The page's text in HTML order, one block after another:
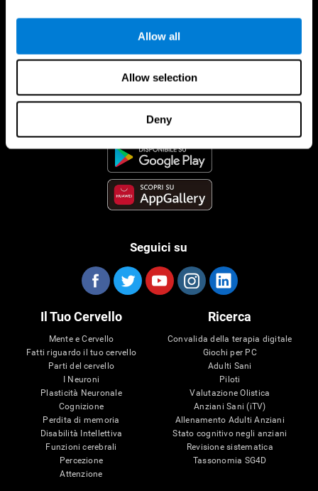
Allow all
Allow selection
Deny
App Di CogniFit
Seguici su
Il Tuo Cervello
Mente e Cervello
Fatti riguardo il tuo cervello
Parti del cervello
I Neuroni
Plasticità Neuronale
Cognizione
Perdita di memoria
Disabilità Intellettiva
Funzioni cerebrali
Percezione
Attenzione
Ricerca
Convalida della terapia digitale
Giochi per PC
Adulti Sani
Piloti
Valutazione Olistica
Anziani Sani (iTV)
Allenamento Adulti Anziani
Stato cognitivo negli anziani
Revisione sistematica
Tassonomia SG4D